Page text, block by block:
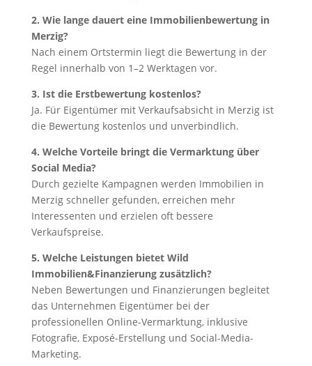
2. Wie lange dauert eine Immobilienbewertung in
Merzig?
Nach einem Ortstermin liegt die Bewertung in der
Regel innerhalb von 1–2 Werktagen vor.
3. Ist die Erstbewertung kostenlos?
Ja. Für Eigentümer mit Verkaufsabsicht in Merzig ist
die Bewertung kostenlos und unverbindlich.
4. Welche Vorteile bringt die Vermarktung über
Social Media?
Durch gezielte Kampagnen werden Immobilien in
Merzig schneller gefunden, erreichen mehr
Interessenten und erzielen oft bessere
Verkaufspreise.
5. Welche Leistungen bietet Wild
Immobilien&Finanzierung zusätzlich?
Neben Bewertungen und Finanzierungen begleitet
das Unternehmen Eigentümer bei der
professionellen Online-Vermarktung, inklusive
Fotografie, Exposé-Erstellung und Social-Media-
Marketing.